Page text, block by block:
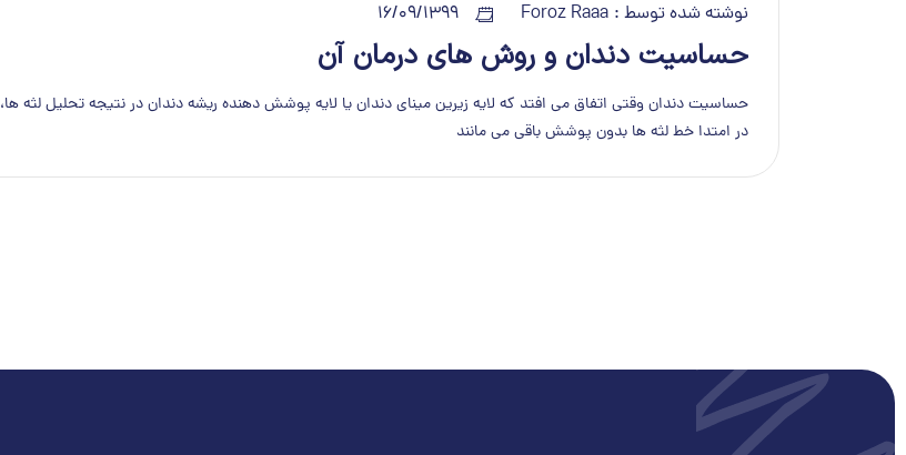
نوشته شده توسط : Foroz Raaa
16/09/1399
حساسیت دندان و روش های درمان آن
حساسیت دندان وقتی اتفاق می افتد که لایه زیرین مینای دندان یا لایه پوشش دهنده ریشه دندان در نتیجه تحلیل لثه ها،
در امتدا خط لثه ها بدون پوشش باقی می مانند